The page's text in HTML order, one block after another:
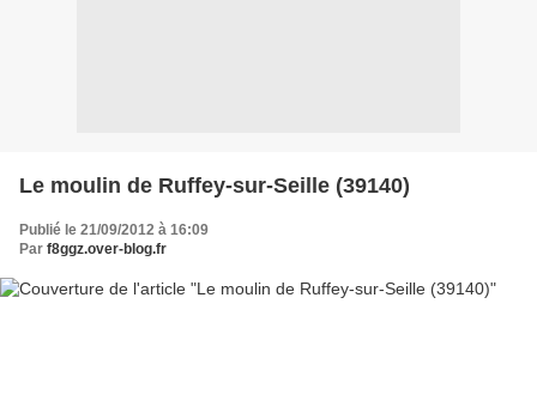
Le moulin de Ruffey-sur-Seille (39140)
Publié le 21/09/2012 à 16:09
Par f8ggz.over-blog.fr